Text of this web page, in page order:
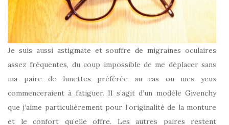
Je suis aussi astigmate et souffre de migraines oculaires
assez fréquentes, du coup impossible de me déplacer sans
ma paire de lunettes préférée au cas ou mes yeux
commenceraient à fatiguer. Il s’agit d’un modèle Givenchy
que j’aime particulièrement pour l’originalité de la monture
et le confort qu’elle offre. Les autres paires restent